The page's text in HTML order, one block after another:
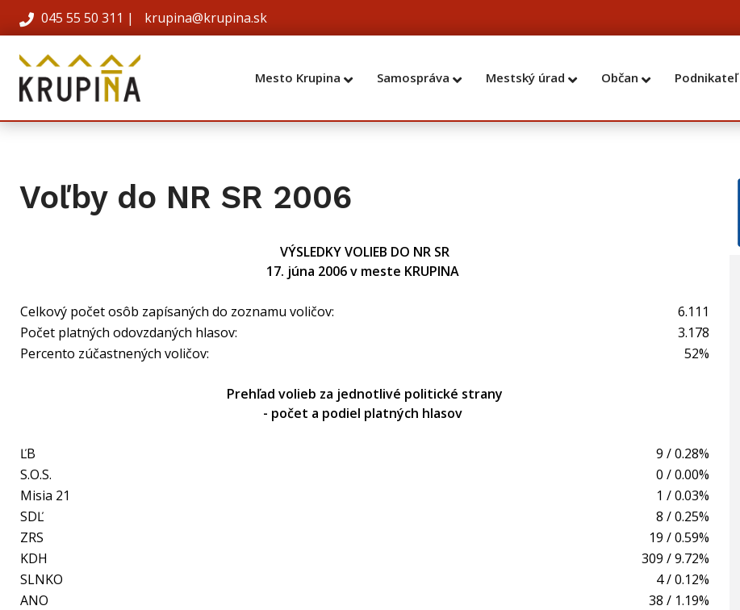
045 55 50 311 | krupina@krupina.sk
Mesto Krupina Samospráva Mestský úrad Občan Podnikateľ
Voľby do NR SR 2006
VÝSLEDKY VOLIEB DO NR SR
17. júna 2006 v meste KRUPINA
Celkový počet osôb zapísaných do zoznamu voličov:
6.111
Počet platných odovzdaných hlasov:
3.178
Percento zúčastnených voličov:
52%
Prehľad volieb za jednotlivé politické strany
- počet a podiel platných hlasov
ĽB
9 / 0.28%
S.O.S.
0 / 0.00%
Misia 21
1 / 0.03%
SDĽ
8 / 0.25%
ZRS
19 / 0.59%
KDH
309 / 9.72%
SLNKO
4 / 0.12%
ANO
38 / 1.19%